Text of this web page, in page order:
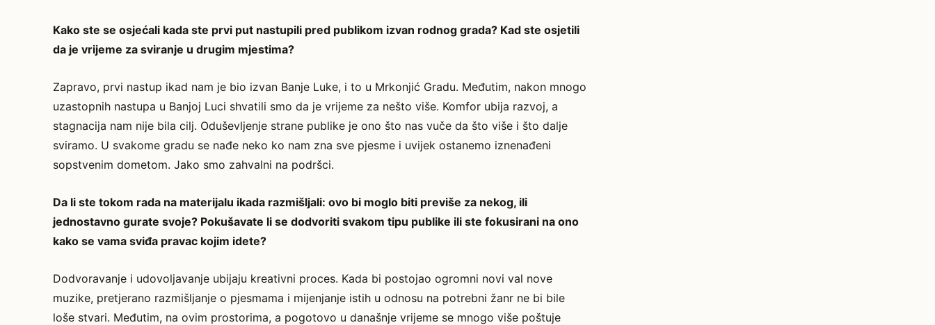
Kako ste se osjećali kada ste prvi put nastupili pred publikom izvan rodnog grada? Kad ste osjetili
da je vrijeme za sviranje u drugim mjestima?
Zapravo, prvi nastup ikad nam je bio izvan Banje Luke, i to u Mrkonjić Gradu. Međutim, nakon mnogo
uzastopnih nastupa u Banjoj Luci shvatili smo da je vrijeme za nešto više. Komfor ubija razvoj, a
stagnacija nam nije bila cilj. Oduševljenje strane publike je ono što nas vuče da što više i što dalje
sviramo. U svakome gradu se nađe neko ko nam zna sve pjesme i uvijek ostanemo iznenađeni
sopstvenim dometom. Jako smo zahvalni na podršci.
Da li ste tokom rada na materijalu ikada razmišljali: ovo bi moglo biti previše za nekog, ili
jednostavno gurate svoje? Pokušavate li se dodvoriti svakom tipu publike ili ste fokusirani na ono
kako se vama sviđa pravac kojim idete?
Dodvoravanje i udovoljavanje ubijaju kreativni proces. Kada bi postojao ogromni novi val nove
muzike, pretjerano razmišljanje o pjesmama i mijenjanje istih u odnosu na potrebni žanr ne bi bile
loše stvari. Međutim, na ovim prostorima, a pogotovo u današnje vrijeme se mnogo više poštuje